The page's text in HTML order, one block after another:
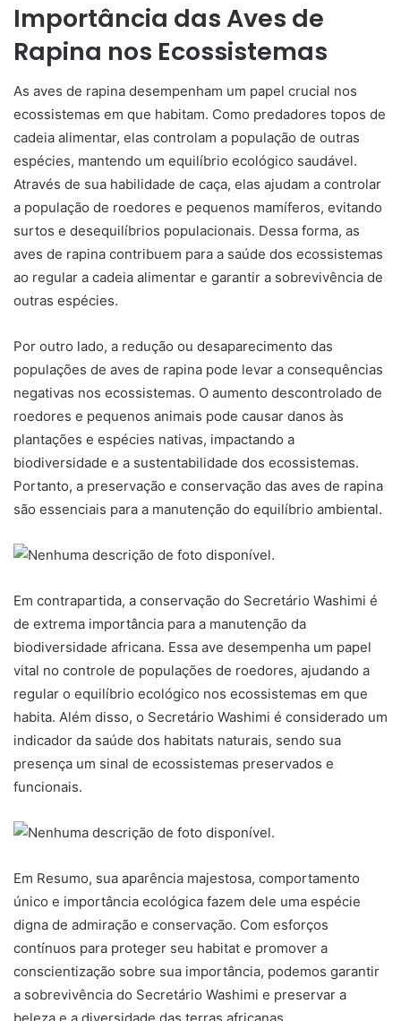
Importância das Aves de
Rapina nos Ecossistemas
As aves de rapina desempenham um papel crucial nos
ecossistemas em que habitam. Como predadores topos de
cadeia alimentar, elas controlam a população de outras
espécies, mantendo um equilíbrio ecológico saudável.
Através de sua habilidade de caça, elas ajudam a controlar
a população de roedores e pequenos mamíferos, evitando
surtos e desequilíbrios populacionais. Dessa forma, as
aves de rapina contribuem para a saúde dos ecossistemas
ao regular a cadeia alimentar e garantir a sobrevivência de
outras espécies.
Por outro lado, a redução ou desaparecimento das
populações de aves de rapina pode levar a consequências
negativas nos ecossistemas. O aumento descontrolado de
roedores e pequenos animais pode causar danos às
plantações e espécies nativas, impactando a
biodiversidade e a sustentabilidade dos ecossistemas.
Portanto, a preservação e conservação das aves de rapina
são essenciais para a manutenção do equilíbrio ambiental.
Em contrapartida, a conservação do Secretário Washimi é
de extrema importância para a manutenção da
biodiversidade africana. Essa ave desempenha um papel
vital no controle de populações de roedores, ajudando a
regular o equilíbrio ecológico nos ecossistemas em que
habita. Além disso, o Secretário Washimi é considerado um
indicador da saúde dos habitats naturais, sendo sua
presença um sinal de ecossistemas preservados e
funcionais.
Em Resumo, sua aparência majestosa, comportamento
único e importância ecológica fazem dele uma espécie
digna de admiração e conservação. Com esforços
contínuos para proteger seu habitat e promover a
conscientização sobre sua importância, podemos garantir
a sobrevivência do Secretário Washimi e preservar a